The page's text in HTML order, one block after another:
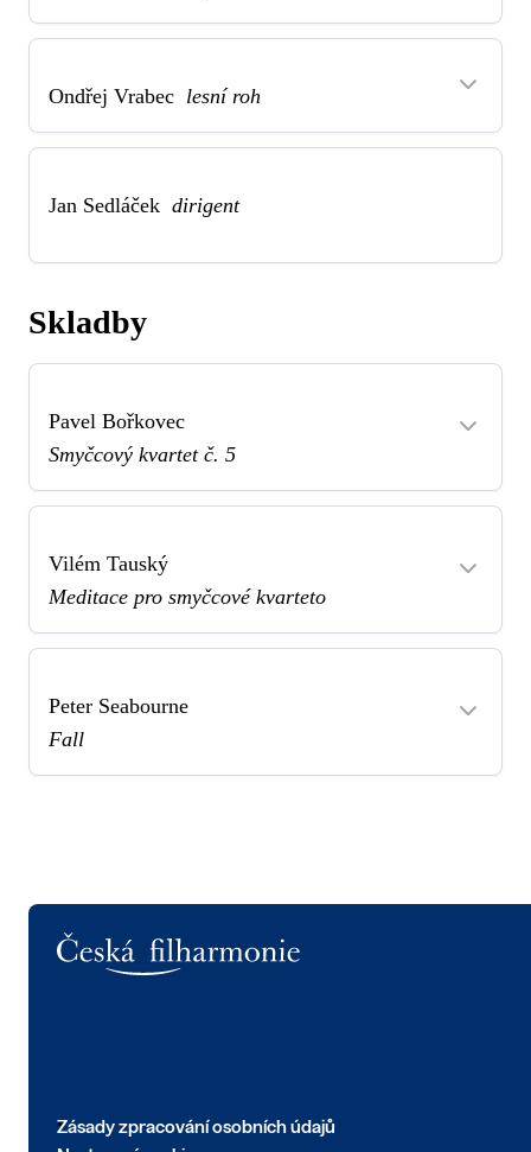
Ondřej Vrabec lesní roh
Jan Sedláček dirigent
Skladby
Pavel Bořkovec
Smyčcový kvartet č. 5
Vilém Tauský
Meditace pro smyčcové kvarteto
Peter Seabourne
Fall
Zásady zpracování osobních údajů